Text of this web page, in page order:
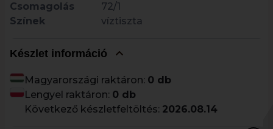
Csomagolás
72/1
Színek
víztiszta
Készlet információ
Magyarországi raktáron: 0 db
Lengyel raktáron: 0 db
Következő készletfeltöltés: 2026.08.14